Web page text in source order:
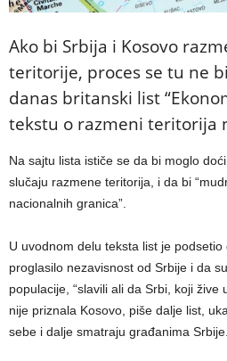
Ako bi Srbija i Kosovo
teritorije, proces se tu ne
danas britanski list
tekstu o razmeni teritorija
Na sajtu lista ističe se da bi moglo
slučaju razmene teritorija, i da bi
nacionalnih granica”.
U uvodnom delu teksta list je
proglasilo nezavisnost od Srbije i da
populacije, “slavili ali da Srbi, koji žive
nije priznala Kosovo, piše dalje list,
sebe i dalje smatraju građanima Srbije.